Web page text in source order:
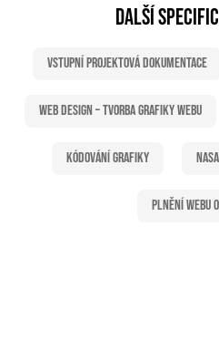
DALŠÍ
Vstupní projektová dokumentace
Web Design – tvorba grafiky webu
Kódování grafiky
Plnění webu